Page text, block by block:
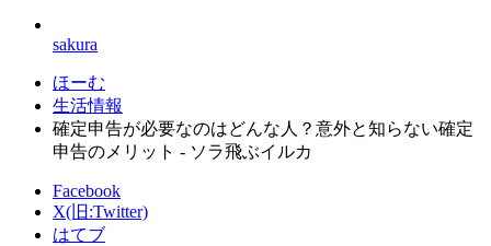
sakura
ほーむ
生活情報
確定申告が必要なのはどんな人？意外と知らない確定
申告のメリット - ソラ飛ぶイルカ
Facebook
X(旧:Twitter)
はてブ